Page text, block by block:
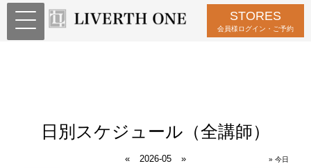
STORES
会員様ログイン・ご予約
日別スケジュール（全講師）
« 2026-05 » » 今日